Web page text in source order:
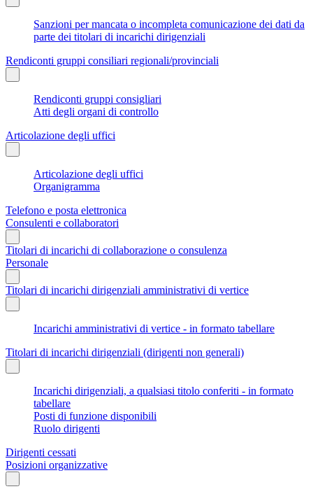
Sanzioni per mancata o incompleta comunicazione dei dati da
parte dei titolari di incarichi dirigenziali
Rendiconti gruppi consiliari regionali/provinciali
Rendiconti gruppi consigliari
Atti degli organi di controllo
Articolazione degli uffici
Articolazione degli uffici
Organigramma
Telefono e posta elettronica
Consulenti e collaboratori
Titolari di incarichi di collaborazione o consulenza
Personale
Titolari di incarichi dirigenziali amministrativi di vertice
Incarichi amministrativi di vertice - in formato tabellare
Titolari di incarichi dirigenziali (dirigenti non generali)
Incarichi dirigenziali, a qualsiasi titolo conferiti - in formato
tabellare
Posti di funzione disponibili
Ruolo dirigenti
Dirigenti cessati
Posizioni organizzative